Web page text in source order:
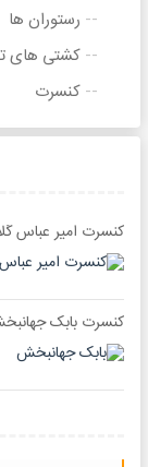
رستوران ها
کشتی های
کنسرت